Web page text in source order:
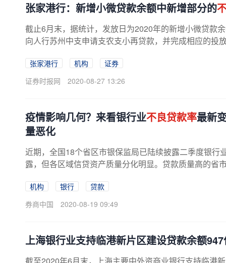
张家港行：新增小微贷款余额中新增部分的
截止6月末，据统计，发放日为2020年的新增小微贷款
向人行苏州中支申请支农支小再贷款，并完成相应的投
张家港行 机构
证券
证券时报网
2020-08-27 13:26
疫情影响几何？来看银行业不良贷款率最新
量恶化
近期，全国18个省区市银保监局已陆续披露二季度银行
露，但各区域信贷资产质量分化明显。贷款质量高的省
机构 银行
贷款
券商中国
2020-08-19 09:49
上海银行业支持临港新片区建设贷款余额